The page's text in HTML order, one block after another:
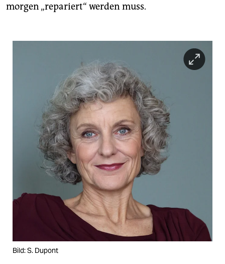
morgen „repariert“ werden muss.
Bild: S. Dupont